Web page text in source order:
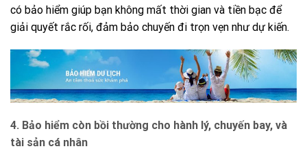
có bảo hiểm giúp bạn không mất thời gian và tiền bạc để
giải quyết rắc rối, đảm bảo chuyến đi trọn vẹn như dự kiến.
4. Bảo hiểm còn bồi thường cho hành lý, chuyến bay, và
tài sản cá nhân